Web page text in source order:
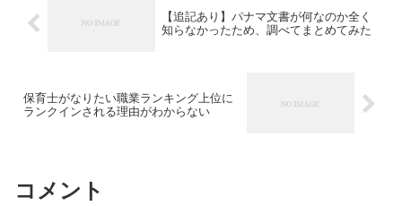
【追記あり】パナマ文書が何なのか全く
知らなかったため、調べてまとめてみた
保育士がなりたい職業ランキング上位に
ランクインされる理由がわからない
コメント